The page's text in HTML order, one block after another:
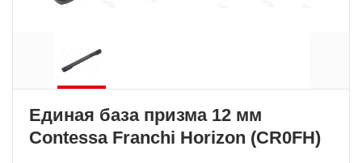
Единая база призма 12 мм
Contessa Franchi Horizon (CR0FH)